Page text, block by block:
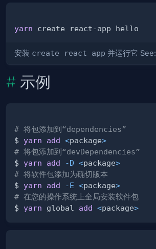
yarn
安装 create react app 并运行它 See:
示例
# 将包添加到“dependencies”
$ yarn add <package>
# 将包添加到“devDependencies”
$ yarn add -D <package>
# 将软件包添加为确切版本
$ yarn add -E <package>
# 在您的操作系统上全局安装软件包
$ yarn global add <package>